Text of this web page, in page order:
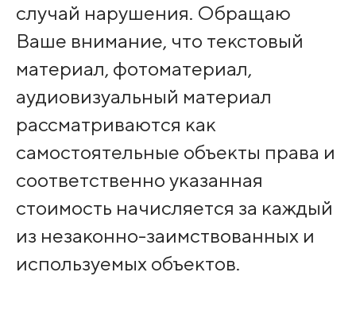
случай нарушения. Обращаю
Ваше внимание, что текстовый
материал, фотоматериал,
аудиовизуальный материал
рассматриваются как
самостоятельные объекты права и
соответственно указанная
стоимость начисляется за каждый
из незаконно-заимствованных и
используемых объектов.